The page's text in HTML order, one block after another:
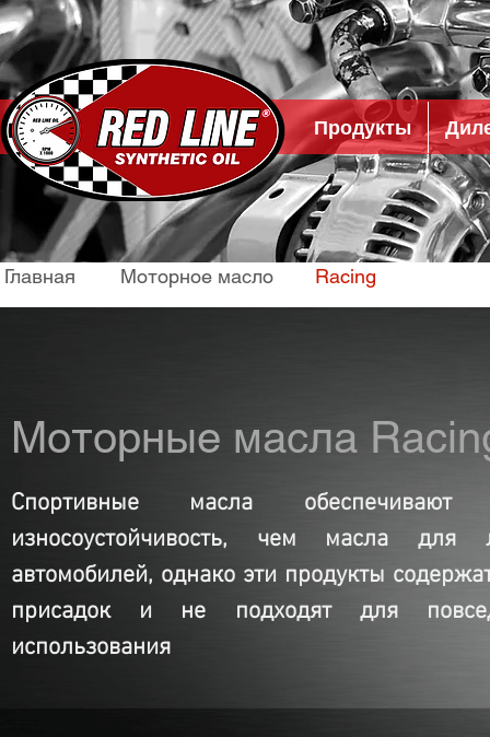
Продукты
Главная Моторное масло Racing
Моторные масла
Спортивные масла обеспечивают
износоустойчивость, чем масла для
автомобилей, однако эти продукты
присадок и не подходят для
использования